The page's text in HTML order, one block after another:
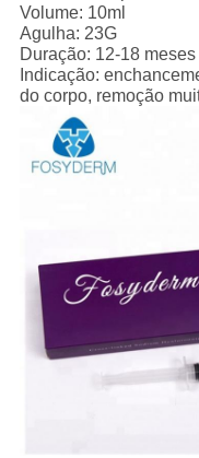
Volume: 10ml
Agulha: 23G
Duração: 12-18 meses
Indicação:
do corpo, remoção